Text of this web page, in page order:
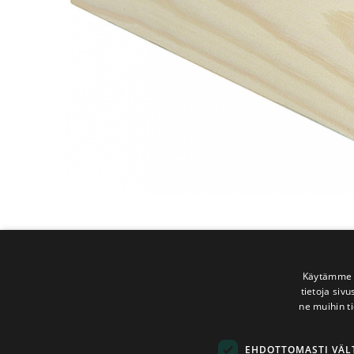
tietoja
ne muihin
EHDOTTOMASTI